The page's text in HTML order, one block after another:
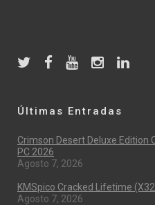
Últimas Entradas
Crimson Desert Deluxe Edition
PC 2026
Agosto 7, 2026
KMSpico Cracked Lifetime
Agosto 7, 2026